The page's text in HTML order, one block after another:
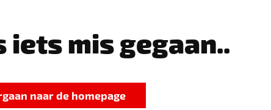
iets mis gegaan..
naar de homepage